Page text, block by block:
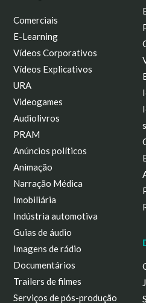
Comerciais
E-Learning
Vídeos Corporativos
Vídeos Explicativos
URA
Videogames
Audiolivros
PRAM
Anúncios políticos
Animação
Narração Médica
Imobiliária
Indústria automotiva
Guias de áudio
Imagens de rádio
Documentários
Trailers de filmes
Serviços de pós-produção